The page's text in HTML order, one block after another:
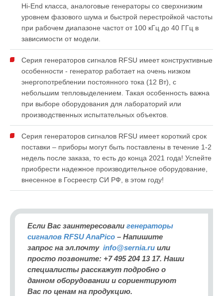
Hi-End класса, аналоговые генераторы со сверхнизким
уровнем фазового шума и быстрой перестройкой частоты
при рабочем диапазоне частот от 100 кГц до 40 ГГц в
зависимости от модели.
Серия генераторов сигналов RFSU имеет конструктивные
особенности - генератор работает на очень низком
энергопотреблении постоянного тока (12 Вт), с
небольшим тепловыделением. Такая особенность важна
при выборе оборудования для лабораторий или
производственных испытательных объектов.
Серия генераторов сигналов RFSU имеет короткий срок
поставки – приборы могут быть поставлены в течение 1-2
недель после заказа, то есть до конца 2021 года! Успейте
приобрести надежное производительное оборудование,
внесенное в Госреестр СИ РФ, в этом году!
Если Вас заинтересовали генераторы
сигналов RFSU AnaPico – Напишите
запрос на эл.почту info@sernia.ru или
просто позвоните: +7 495 204 13 17. Наши
специалисты расскажут подробно о
данном оборудовании и сориентируют
Вас по ценам на продукцию.